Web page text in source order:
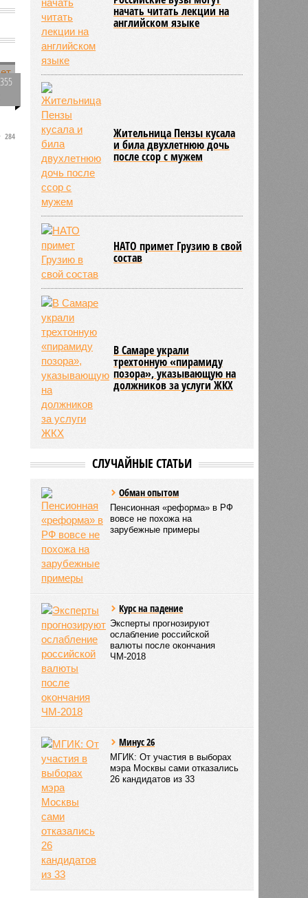
284
начать читать лекции на
английском языке
Жительница Пензы кусала
и била двухлетнюю дочь
после ссор с мужем
НАТО примет Грузию в свой
состав
В Самаре украли
трехтонную «пирамиду
позора», указывающую на
должников за услуги ЖКХ
СЛУЧАЙНЫЕ СТАТЬИ
Обман опытом
Пенсионная «реформа» в РФ
вовсе не похожа на
зарубежные примеры
Курс на падение
Эксперты прогнозируют
ослабление российской
валюты после окончания
ЧМ-2018
Минус 26
МГИК: От участия в выборах
мэра Москвы сами отказались
26 кандидатов из 33